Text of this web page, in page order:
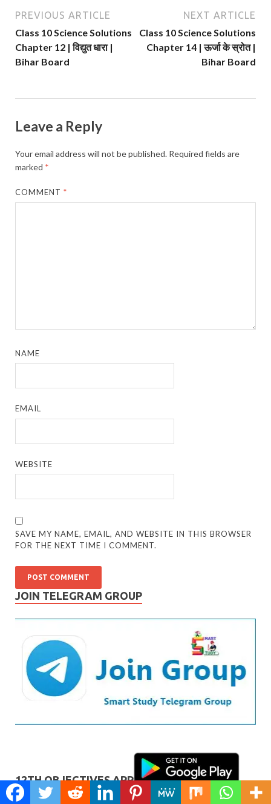
PREVIOUS ARTICLE
Class 10 Science Solutions
Chapter 12 | विद्युत धारा |
Bihar Board
NEXT ARTICLE
Class 10 Science Solutions
Chapter 14 | ऊर्जा के स्रोत |
Bihar Board
Leave a Reply
Your email address will not be published. Required fields are
marked *
COMMENT*
NAME
EMAIL
WEBSITE
SAVE MY NAME, EMAIL, AND WEBSITE IN THIS BROWSER
FOR THE NEXT TIME I COMMENT.
JOIN TELEGRAM GROUP
12TH OBJECTIVES APP